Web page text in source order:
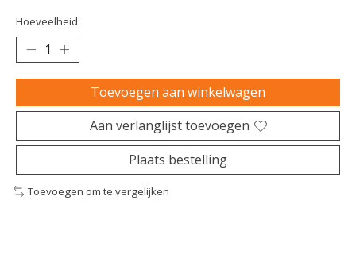
Hoeveelheid:
Toevoegen aan winkelwagen
Aan verlanglijst toevoegen
Plaats bestelling
Toevoegen om te vergelijken